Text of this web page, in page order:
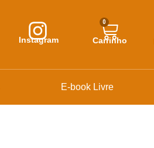
Instagram
0
Carrinho
E-book Livre